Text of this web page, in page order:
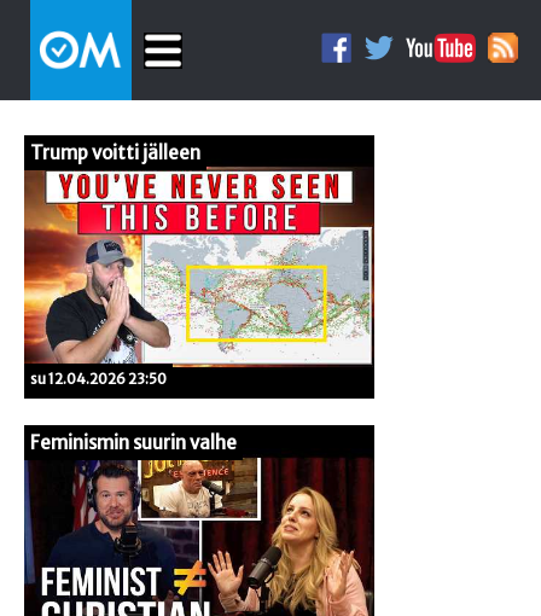
Trump voitti jälleen
su 12.04.2026 23:50
Feminismin suurin valhe